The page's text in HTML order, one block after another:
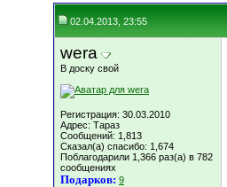
02.04.2013, 23:55
wera
В доску свой
Регистрация: 30.03.2010
Адрес: Тараз
Сообщений: 1,813
Сказал(а) спасибо: 1,674
Поблагодарили 1,366 раз(а) в 782
сообщениях
Подарков: 9